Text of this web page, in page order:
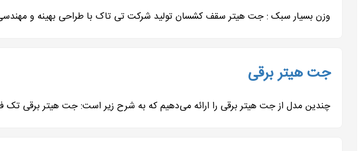
وزن بسیار سبک : جت هیتر سقف کشسان تولید شرکت تی تاک با طراحی بهینه و
جت هیتر برقی
چندین مدل از جت هیتر برقی را ارائه می‌دهیم که به شرح زیر است: جت هیتر برقی تک فاز 3 کیلو وات: مناسب برای 70 متر مکعب